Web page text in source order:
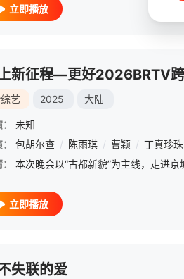
立即播放
综艺 2025 大陆
未知
包胡尔查 / 陈雨琪 / 曹颖 / 丁真珍珠
立即播放
失联的爱